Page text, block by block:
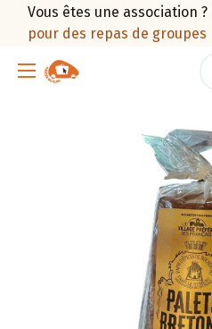
Vous êtes une association ?
pour des repas de groupes